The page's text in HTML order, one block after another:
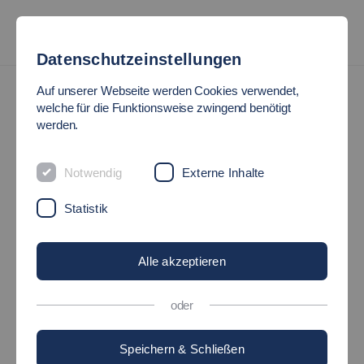
ABTEILUNG RECHT UND
ORGANISATION
Die Abteilung Recht und Organisation stellt
sich vor
Leitung
Hinweisgeberstelle nach §2
Datenschutzeinstellungen
Auf unserer Webseite werden Cookies verwendet,
welche für die Funktionsweise zwingend benötigt
werden.
Notwendig Externe Inhalte
Statistik
Alle akzeptieren
oder
Speichern & Schließen